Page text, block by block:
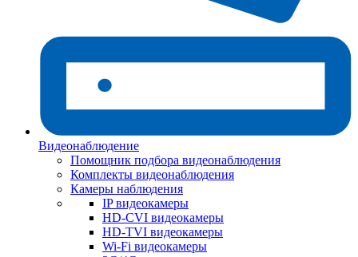
Видеонаблюдение
Помощник подбора видеонаблюдения
Комплекты видеонаблюдения
Камеры наблюдения
IP видеокамеры
HD-CVI видеокамеры
HD-TVI видеокамеры
Wi-Fi видеокамеры